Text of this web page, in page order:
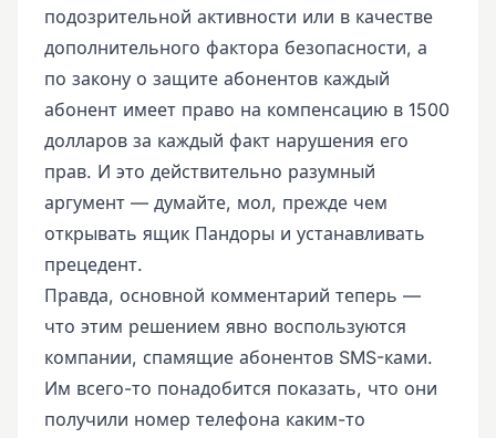
подозрительной активности или в качестве
дополнительного фактора безопасности, а
по закону о защите абонентов каждый
абонент имеет право на компенсацию в 1500
долларов за каждый факт нарушения его
прав. И это действительно разумный
аргумент — думайте, мол, прежде чем
открывать ящик Пандоры и устанавливать
прецедент.
Правда, основной комментарий теперь —
что этим решением явно воспользуются
компании, спамящие абонентов SMS-ками.
Им всего-то понадобится показать, что они
получили номер телефона каким-то